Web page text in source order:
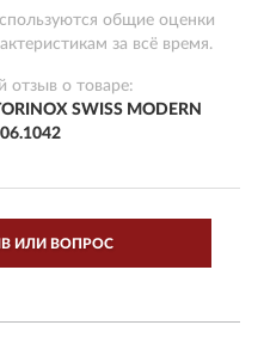
общие оценки
за всё время.
отзыв о товаре:
SWISS MODERN
ИЛИ ВОПРОС